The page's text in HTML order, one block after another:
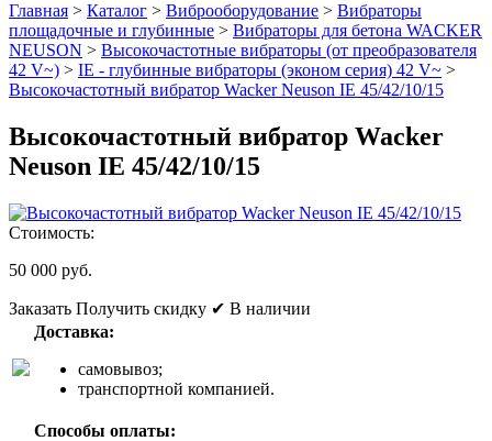
Главная > Каталог > Виброоборудование > Вибраторы
площадочные и глубинные > Вибраторы для бетона WACKER
NEUSON > Высокочастотные вибраторы (от преобразователя
42 V~) > IE - глубинные вибраторы (эконом серия) 42 V~ >
Высокочастотный вибратор Wacker Neuson IE 45/42/10/15
Высокочастотный вибратор Wacker
Neuson IE 45/42/10/15
Стоимость:
50 000 руб.
Заказать Получить скидку ✔ В наличии
Доставка:
самовывоз;
транспортной компанией.
Способы оплаты: